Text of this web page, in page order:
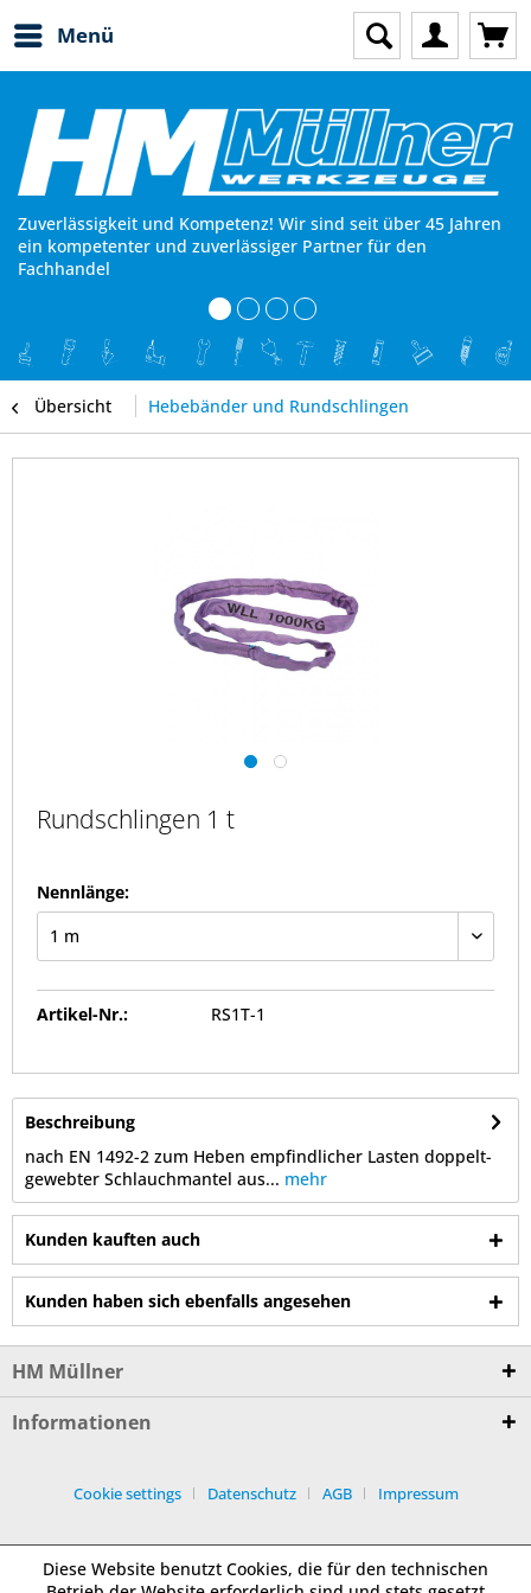
Menü
Zuverlässigkeit und Kompetenz! Wir sind seit über 45 Jahren
ein kompetenter und zuverlässiger Partner für den
Fachhandel
Übersicht Hebebänder und Rundschlingen
Rundschlingen 1 t
Nennlänge:
Artikel-Nr.: RS1T-1
Beschreibung
nach EN 1492-2 zum Heben empfindlicher Lasten doppelt-
gewebter Schlauchmantel aus... mehr
Kunden kauften auch
Kunden haben sich ebenfalls angesehen
HM Müllner
Informationen
Cookie settings Datenschutz AGB Impressum
Diese Website benutzt Cookies, die für den technischen